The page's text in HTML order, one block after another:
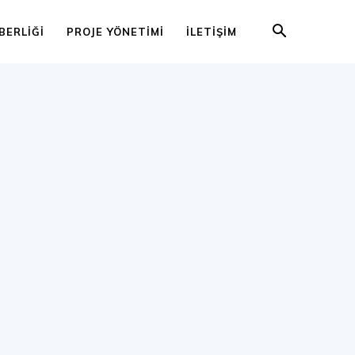
PROJE YÖNETIMI İLETIŞIM